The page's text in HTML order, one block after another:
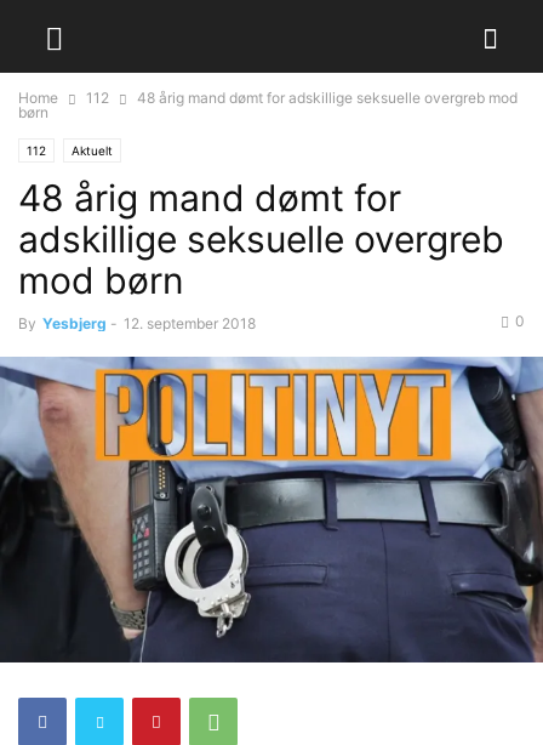
Home 112
48 årig mand dømt for adskillige seksuelle overgreb mod
børn
112 Aktuelt
48 årig mand dømt for
adskillige seksuelle overgreb
mod børn
By Yesbjerg - 12. september 2018 0